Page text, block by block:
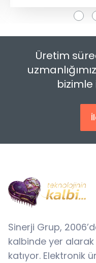
Üretim
Sinerji Grup,
kalbinde yer
katıyor. Elektronik